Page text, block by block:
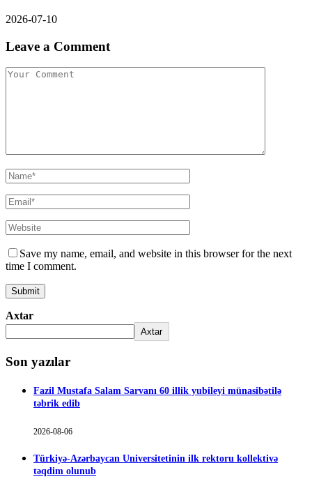
2026-07-10
Leave a Comment
Save my name, email, and website in this browser for the next
time I comment.
Axtar
Axtar
Son yazılar
Fazil Mustafa Salam Sarvanı 60 illik yubileyi münasibətilə
təbrik edib
2026-08-06
Türkiyə-Azərbaycan Universitetinin ilk rektoru kollektivə
təqdim olunub